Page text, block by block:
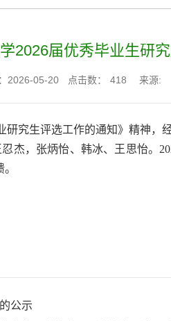
2026届优秀毕业生研
2026-05-20 点击数： 418 来源:
研究生评选工作的通知》精神，
杰，张炳怡、韩冰、王思怡。
公示